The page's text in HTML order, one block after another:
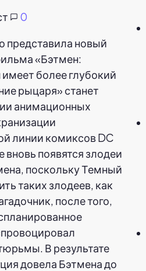
0
представила новый
«Бэтмен:
более глубокий
рыцаря» станет
анимационных
линии комиксов DC
появятся злодеи
поскольку Темный
таких злодеев, как
после того,
В результате
довела Бэтмена до